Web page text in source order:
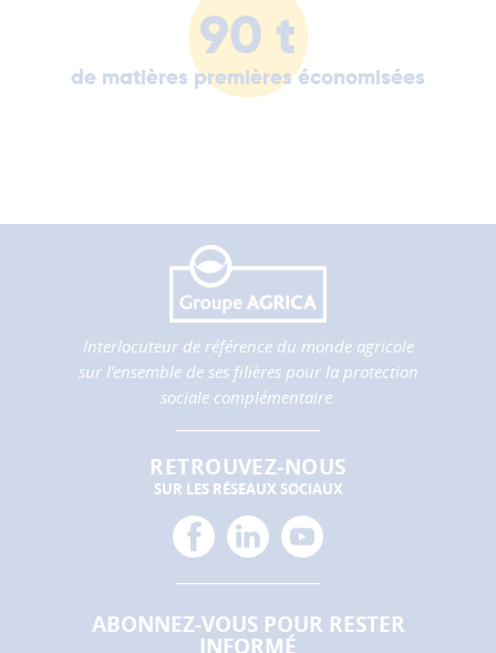
90 t
de matières premières économisées
Interlocuteur de référence du monde agricole
sur l’ensemble de ses filières pour la protection
sociale complémentaire.
RETROUVEZ-NOUS
SUR LES RÉSEAUX SOCIAUX
ABONNEZ-VOUS POUR RESTER
INFORMÉ